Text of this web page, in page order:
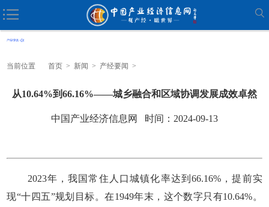
当前位置 首页 > 新闻 > 产经要闻 >
从10.64%到66.16%——城乡融合和区域协调发展成效卓然
中国产业经济信息网 时间：2024-09-13
2023年，我国常住人口城镇化率达到66.16%，提前实
现“十四五”规划目标。在1949年末，这个数字只有10.64%。